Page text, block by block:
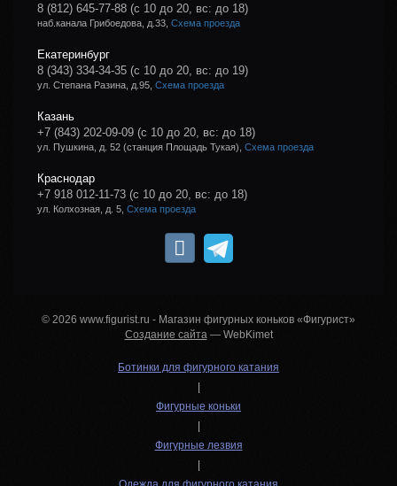
8 (812) 645-77-88 (с 10 до 20, вс: до 18)
наб.канала Грибоедова, д.33, Схема проезда
Екатеринбург
8 (343) 334-34-35 (с 10 до 20, вс: до 19)
ул. Степана Разина, д.95, Схема проезда
Казань
+7 (843) 202-09-09 (с 10 до 20, вс: до 18)
ул. Пушкина, д. 52 (станция Площадь Тукая), Схема проезда
Краснодар
+7 918 012-11-73 (с 10 до 20, вс: до 18)
ул. Колхозная, д. 5, Схема проезда
© 2026 www.figurist.ru - Магазин фигурных коньков «Фигурист»
Создание сайта — WebKimet
Ботинки для фигурного катания
|
Фигурные коньки
|
Фигурные лезвия
|